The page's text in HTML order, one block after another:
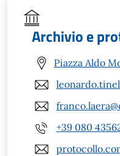
Archivio e
Piazza Aldo
+39 080